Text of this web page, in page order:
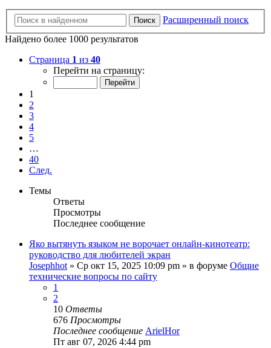
Поиск
Расширенный поиск
Найдено более 1000 результатов
Страница 1 из 40
Перейти на страницу:
1
2
3
4
5
…
40
След.
Темы
Ответы
Просмотры
Последнее сообщение
Яко вытянуть языком не ворочает онлайн-кинотеатр:
руководство для любителей экран
Josephhot » Ср окт 15, 2025 10:09 pm » в форуме Общие
технические вопросы по сайту
1
2
10 Ответы
676 Просмотры
Последнее сообщение ArielHor
Пт авг 07, 2026 4:44 pm